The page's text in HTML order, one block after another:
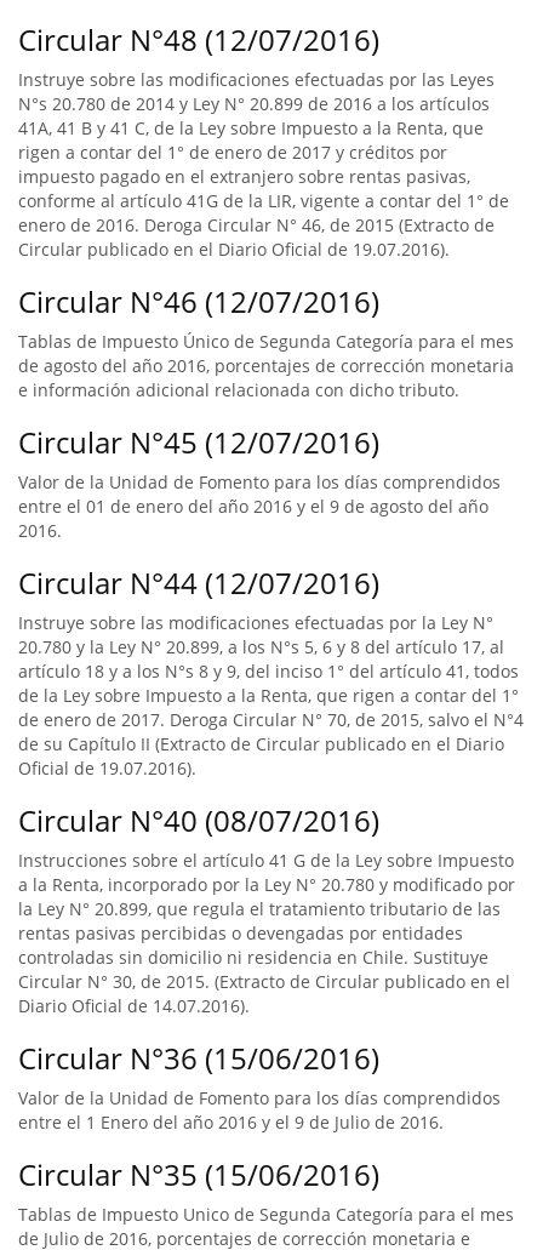
Circular N°48 (12/07/2016)
Instruye sobre las modificaciones efectuadas por las Leyes
N°s 20.780 de 2014 y Ley N° 20.899 de 2016 a los artículos
41A, 41 B y 41 C, de la Ley sobre Impuesto a la Renta, que
rigen a contar del 1° de enero de 2017 y créditos por
impuesto pagado en el extranjero sobre rentas pasivas,
conforme al artículo 41G de la LIR, vigente a contar del 1° de
enero de 2016. Deroga Circular N° 46, de 2015 (Extracto de
Circular publicado en el Diario Oficial de 19.07.2016).
Circular N°46 (12/07/2016)
Tablas de Impuesto Único de Segunda Categoría para el mes
de agosto del año 2016, porcentajes de corrección monetaria
e información adicional relacionada con dicho tributo.
Circular N°45 (12/07/2016)
Valor de la Unidad de Fomento para los días comprendidos
entre el 01 de enero del año 2016 y el 9 de agosto del año
2016.
Circular N°44 (12/07/2016)
Instruye sobre las modificaciones efectuadas por la Ley N°
20.780 y la Ley N° 20.899, a los N°s 5, 6 y 8 del artículo 17, al
artículo 18 y a los N°s 8 y 9, del inciso 1° del artículo 41, todos
de la Ley sobre Impuesto a la Renta, que rigen a contar del 1°
de enero de 2017. Deroga Circular N° 70, de 2015, salvo el N°4
de su Capítulo II (Extracto de Circular publicado en el Diario
Oficial de 19.07.2016).
Circular N°40 (08/07/2016)
Instrucciones sobre el artículo 41 G de la Ley sobre Impuesto
a la Renta, incorporado por la Ley N° 20.780 y modificado por
la Ley N° 20.899, que regula el tratamiento tributario de las
rentas pasivas percibidas o devengadas por entidades
controladas sin domicilio ni residencia en Chile. Sustituye
Circular N° 30, de 2015. (Extracto de Circular publicado en el
Diario Oficial de 14.07.2016).
Circular N°36 (15/06/2016)
Valor de la Unidad de Fomento para los días comprendidos
entre el 1 Enero del año 2016 y el 9 de Julio de 2016.
Circular N°35 (15/06/2016)
Tablas de Impuesto Unico de Segunda Categoría para el mes
de Julio de 2016, porcentajes de corrección monetaria e